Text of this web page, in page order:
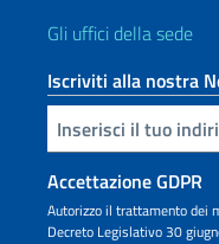
Gli uffici della sede
Iscriviti alla nostra
Inserisci la tua email
Accettazione GDPR
Autorizzo il trattamento dei
Decreto Legislativo 30